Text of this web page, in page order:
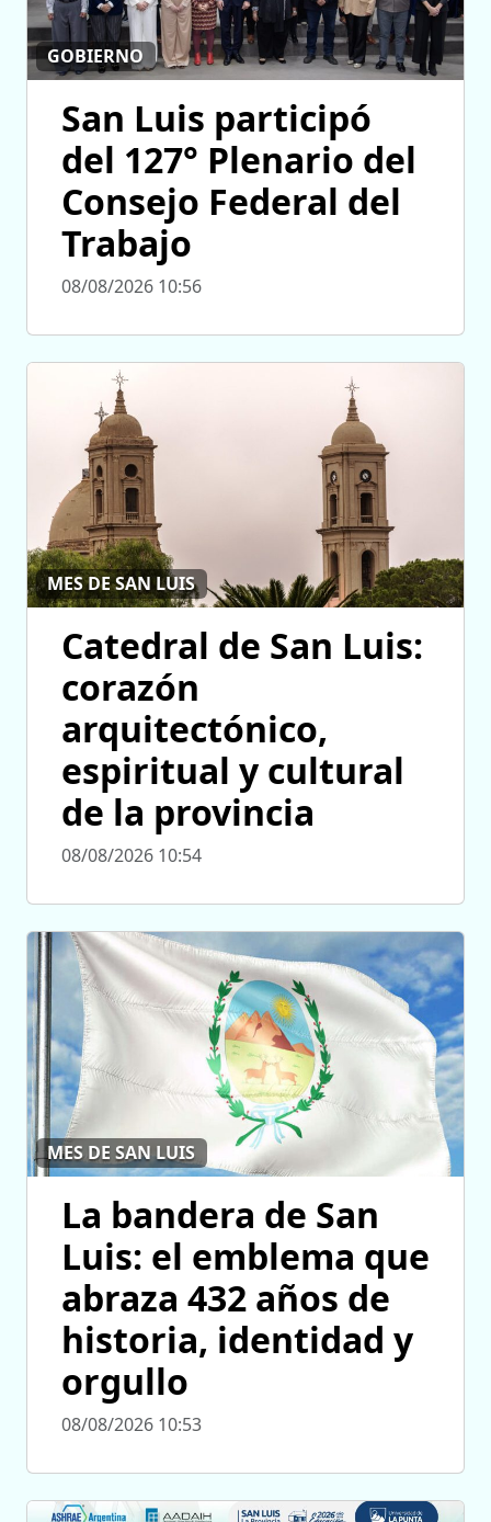
GOBIERNO
San Luis participó
del 127° Plenario del
Consejo Federal del
Trabajo
08/08/2026 10:56
MES DE SAN LUIS
Catedral de San Luis:
corazón
arquitectónico,
espiritual y cultural
de la provincia
08/08/2026 10:54
MES DE SAN LUIS
La bandera de San
Luis: el emblema que
abraza 432 años de
historia, identidad y
orgullo
08/08/2026 10:53